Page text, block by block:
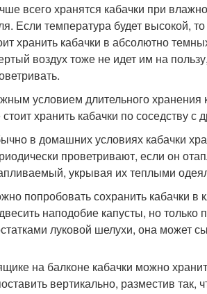
всего хранятся кабачки при
Если температура будет высокой,
хранить кабачки в абсолютно
воздух тоже не идет им на
условием длительного хранения
хранить кабачки по соседству
в домашних условиях кабачки
проветривают, если он
укрывая их теплыми
попробовать сохранить кабачки в
наподобие капусты, но
луковой шелухи, она может
на балконе кабачки можно
вертикально, разместив